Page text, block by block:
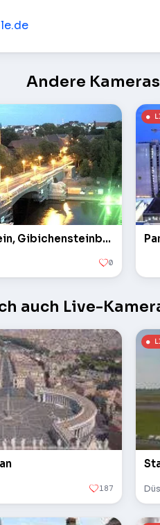
Andere
Schloss Gibichenstein, Gibichensteinbrücke
0
auch Live-
187